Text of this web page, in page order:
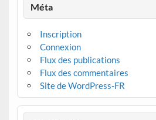
Méta
Inscription
Connexion
Flux des publications
Flux des commentaires
Site de WordPress-FR